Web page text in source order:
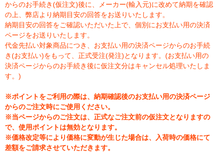
からのお手続き(仮注文)後に、メーカー(輸入元)に改めて納期を確認
の上、弊店より納期目安の回答をお送りいたします。
納期目安の回答をご確認いただいた上で、個別にお支払い用の決済
ページをお送りいたします。
代金先払い対象商品につき、お支払い用の決済ページからのお手続
き(お支払い)をもって、正式受注(発注)となります。(お支払い用の
決済ページからのお手続き後に仮注文分はキャンセル処理いたしま
す。)
※ポイントをご利用の際は、納期確認後のお支払い用の決済ページ
からのご注文時にご使用ください。
※当ページからのご注文は、正式なご注文前の仮注文となりますの
で、使用ポイントは無効となります。
※価格改定等により価格に変動が生じた場合は、入荷時の価格にて
差額をご請求させていただきます。